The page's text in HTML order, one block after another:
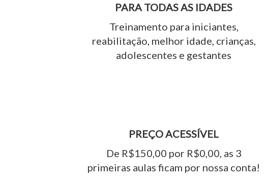
PARA TODAS AS IDADES
Treinamento para iniciantes,
reabilitação, melhor idade, crianças,
adolescentes e gestantes
PREÇO ACESSÍVEL
De R$150,00 por R$0,00, as 3
primeiras aulas ficam por nossa conta!